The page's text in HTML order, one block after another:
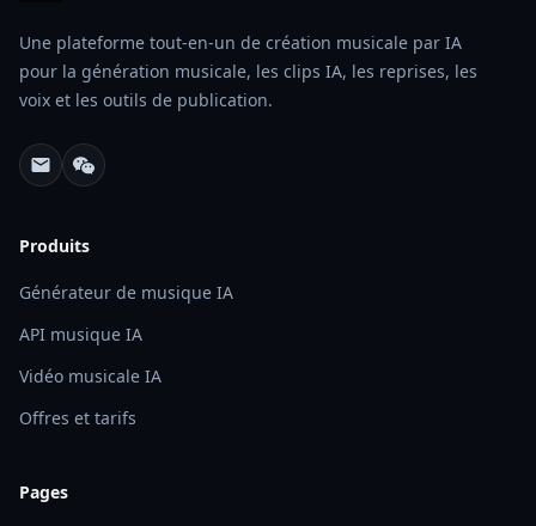
Une plateforme tout-en-un de création musicale par IA
pour la génération musicale, les clips IA, les reprises, les
voix et les outils de publication.
Produits
Générateur de musique IA
API musique IA
Vidéo musicale IA
Offres et tarifs
Pages